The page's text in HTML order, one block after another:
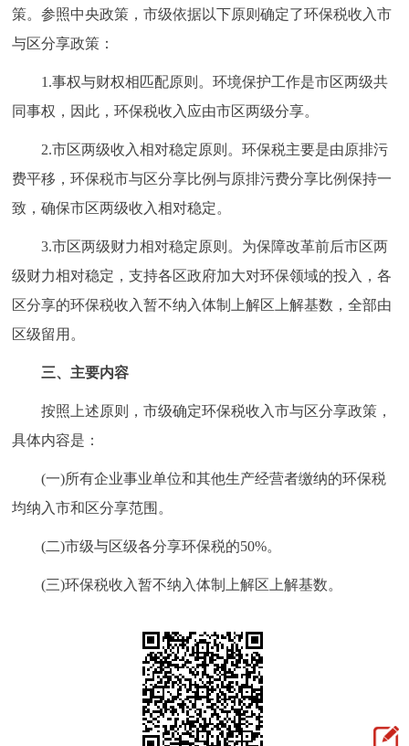
绿色北京
多语种
DEUTSCH FRANÇAIS РУССКИЙ ЯЗЫК
ESPAÑOL العربية PORTUGUÊS
策。参照中央政策，市级依据以下原则确定了环保税收入市
与区分享政策：
1.事权与财权相匹配原则。环境保护工作是市区两级共
同事权，因此，环保税收入应由市区两级分享。
2.市区两级收入相对稳定原则。环保税主要是由原排污
费平移，环保税市与区分享比例与原排污费分享比例保持一
致，确保市区两级收入相对稳定。
3.市区两级财力相对稳定原则。为保障改革前后市区两
级财力相对稳定，支持各区政府加大对环保领域的投入，各
区分享的环保税收入暂不纳入体制上解区上解基数，全部由
区级留用。
三、主要内容
按照上述原则，市级确定环保税收入市与区分享政策，
具体内容是：
(一)所有企业事业单位和其他生产经营者缴纳的环保税
均纳入市和区分享范围。
(二)市级与区级各分享环保税的50%。
(三)环保税收入暂不纳入体制上解区上解基数。